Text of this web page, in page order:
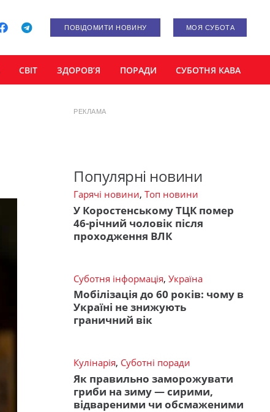
ПОВІДОМИТИ НОВИНУ МОЯ СУБОТА
СВІТ ЗДОРОВ’Я ПОРАДИ СУБОТНЯ КАВА
РЕКЛАМА
Популярні новини
Гарячі новини, Топ новини
У Коростенському ТЦК помер
46-річний чоловік після
проходження ВЛК
Суботня інформація, Україна
Мобілізація до 60 років: чому в
Україні не знижують
граничний вік
Кулінарія, Суботні поради
Як правильно заморожувати
гриби на зиму — сирими,
відвареними чи обсмаженими